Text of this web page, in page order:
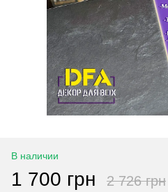
В наличии
1 700 грн 2 726 грн